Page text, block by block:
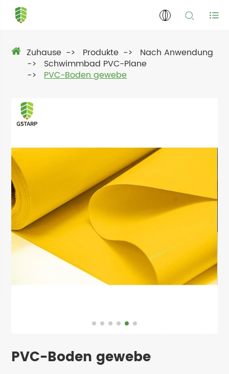
Zuhause Produkte
Nach Anwendung
Schwimmbad PVC-Plane
PVC-Boden gewebe
PVC-Boden gewebe